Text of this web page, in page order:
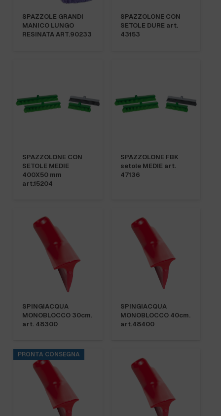
SPAZZOLE GRANDI
MANICO LUNGO
RESINATA ART.90233
SPAZZOLONE CON
SETOLE DURE art.
43153
SPAZZOLONE CON
SETOLE MEDIE
400X50 mm
art.15204
SPAZZOLONE FBK
setole MEDIE art.
47136
SPINGIACQUA
MONOBLOCCO 30cm.
art. 48300
SPINGIACQUA
MONOBLOCCO 40cm.
art.48400
PRONTA CONSEGNA